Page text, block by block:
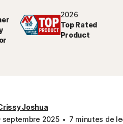
2026
Top Rated
Product
Joshua
septembre 2025
7 minutes de